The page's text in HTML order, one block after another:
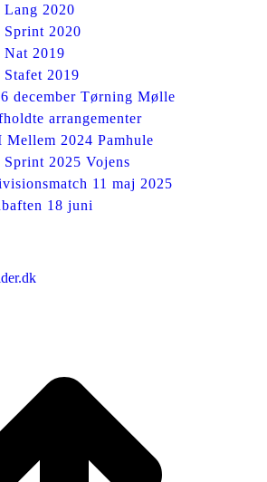
Lang 2020
Sprint 2020
Nat 2019
Stafet 2019
december Tørning Mølle
arrangementer
Mellem 2024 Pamhule
Sprint 2025 Vojens
11 maj 2025
18 juni